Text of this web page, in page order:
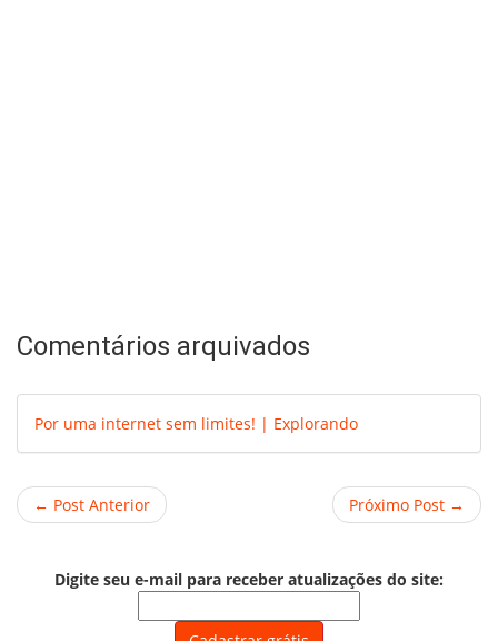
Comentários arquivados
Por uma internet sem limites! | Explorando
← Post Anterior Próximo Post →
Digite seu e-mail para receber atualizações do site: